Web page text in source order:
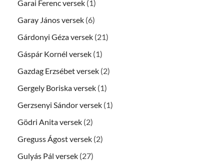
Garai Ferenc versek (1)
Garay János versek (6)
Gárdonyi Géza versek (21)
Gáspár Kornél versek (1)
Gazdag Erzsébet versek (2)
Gergely Boriska versek (1)
Gerzsenyi Sándor versek (1)
Gödri Anita versek (2)
Greguss Ágost versek (2)
Gulyás Pál versek (27)